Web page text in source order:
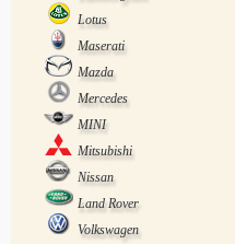
Lotus
Maserati
Mazda
Mercedes
MINI
Mitsubishi
Nissan
Land Rover
Volkswagen